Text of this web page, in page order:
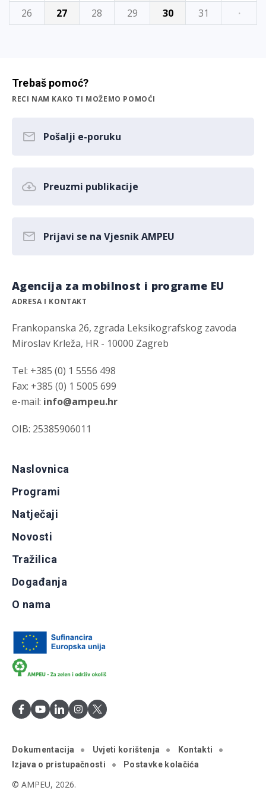
26
27 28 29 30 31 ·
Trebaš pomoć?
RECI NAM KAKO TI MOŽEMO POMOĆI
Pošalji e-poruku
Preuzmi publikacije
Prijavi se na Vjesnik AMPEU
Agencija za mobilnost i programe EU
ADRESA I KONTAKT
Frankopanska 26, zgrada Leksikografskog zavoda
Miroslav Krleža, HR - 10000 Zagreb
Tel: +385 (0) 1 5556 498
Fax: +385 (0) 1 5005 699
e-mail: info@ampeu.hr
OIB: 25385906011
Naslovnica
Programi
Natječaji
Novosti
Tražilica
Događanja
O nama
Dokumentacija Uvjeti korištenja
Kontakti
Izjava o pristupačnosti
Postavke kolačića
© AMPEU, 2026.